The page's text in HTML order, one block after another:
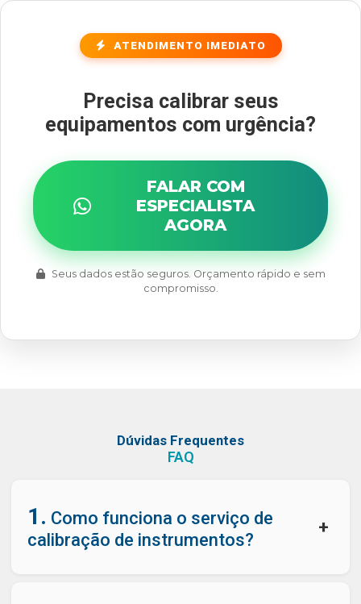
ATENDIMENTO IMEDIATO
Precisa calibrar seus
equipamentos com urgência?
FALAR COM
ESPECIALISTA
AGORA
Seus dados estão seguros. Orçamento rápido e sem
compromisso.
Dúvidas Frequentes
FAQ
1. Como funciona o serviço de
calibração de instrumentos?
+